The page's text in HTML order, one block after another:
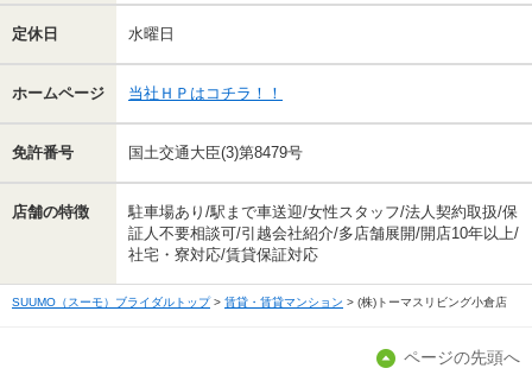
定休日 水曜日
ホームページ 当社ＨＰはコチラ！！
免許番号 国土交通大臣(3)第8479号
店舗の特徴
駐車場あり/駅まで車送迎/女性スタッフ/法人契約取扱/保
証人不要相談可/引越会社紹介/多店舗展開/開店10年以上/
社宅・寮対応/賃貸保証対応
SUUMO（スーモ）ブライダルトップ 賃貸・賃貸マンション (株)トーマスリビング小倉店
ページの先頭へ